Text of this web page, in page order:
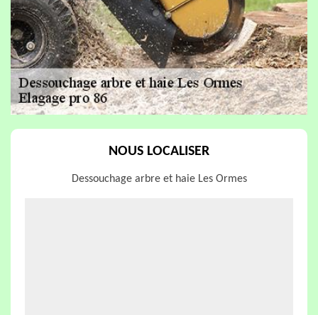
NOUS LOCALISER
Dessouchage arbre et haie Les Ormes